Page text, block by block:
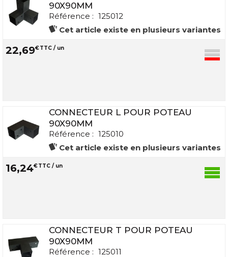
90X90MM
Référence : 125012
Cet article existe en plusieurs variantes
22,69€TTC / un
CONNECTEUR L POUR POTEAU
90X90MM
Référence : 125010
Cet article existe en plusieurs variantes
16,24€TTC / un
CONNECTEUR T POUR POTEAU
90X90MM
Référence : 125011